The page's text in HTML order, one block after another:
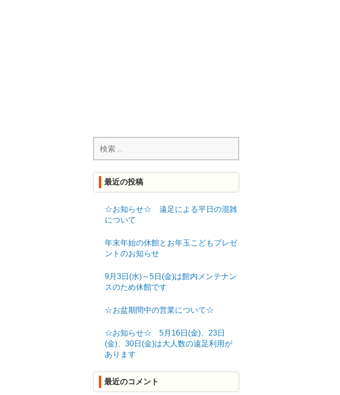
索:
最近の投稿
☆お知らせ☆ 遠足による平日の混雑
について
年末年始の休館とお年玉こどもプレゼ
ントのお知らせ
9月3日(水)～5日(金)は館内メンテナン
スのため休館です
☆お盆期間中の営業について☆
☆お知らせ☆ 5月16日(金)、23日
(金)、30日(金)は大人数の遠足利用が
あります
最近のコメント